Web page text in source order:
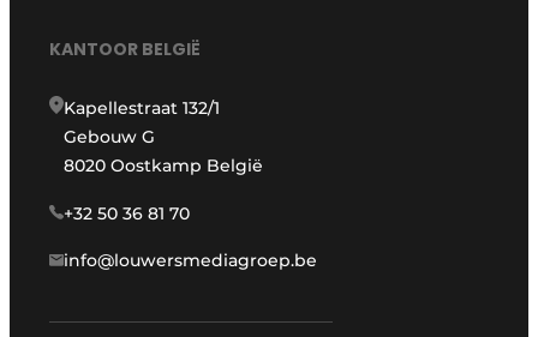
KANTOOR BELGIË
Kapellestraat 132/1
Gebouw G
8020 Oostkamp België
+32 50 36 81 70
info@louwersmediagroep.be